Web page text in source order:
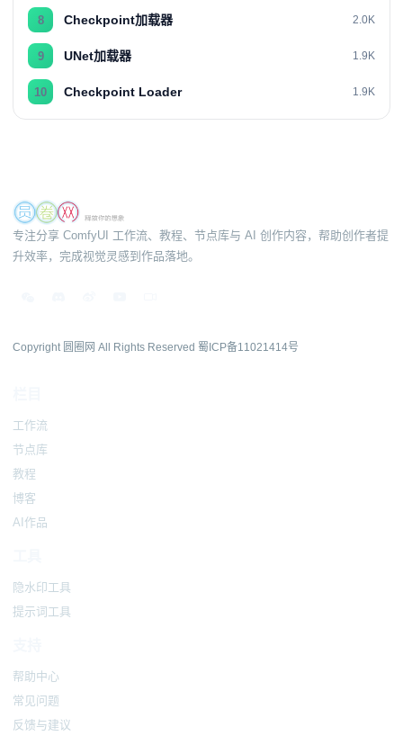
8 Checkpoint加载器 2.0K
9 UNet加载器 1.9K
10 Checkpoint Loader 1.9K
专注分享 ComfyUI 工作流、教程、节点库与 AI 创作内容，帮助创作者提
升效率，完成视觉灵感到作品落地。
Copyright 圆圈网 All Rights Reserved 蜀ICP备11021414号
工作流
节点库
教程
博客
AI作品
隐水印工具
提示词工具
帮助中心
常见问题
反馈与建议